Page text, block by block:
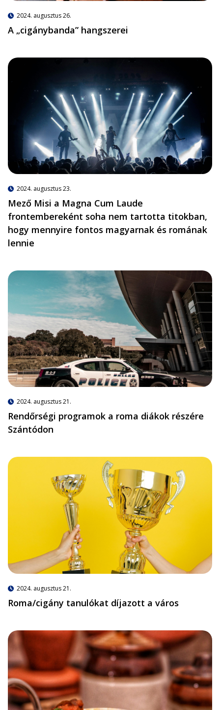
2024. augusztus 26.
A „cigánybanda” hangszerei
2024. augusztus 23.
Mező Misi a Magna Cum Laude
frontembereként soha nem tartotta titokban,
hogy mennyire fontos magyarnak és romának
lennie
2024. augusztus 21.
Rendőrségi programok a roma diákok részére
Szántódon
2024. augusztus 21.
Roma/cigány tanulókat díjazott a város